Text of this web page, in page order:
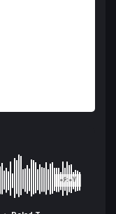
06:07